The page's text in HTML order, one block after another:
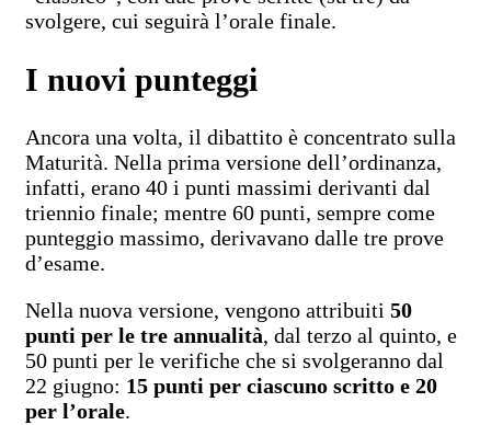
svolgere, cui seguirà l’orale finale.
I nuovi punteggi
Ancora una volta, il dibattito è concentrato sulla
Maturità. Nella prima versione dell’ordinanza,
infatti, erano 40 i punti massimi derivanti dal
triennio finale; mentre 60 punti, sempre come
punteggio massimo, derivavano dalle tre prove
d’esame.
Nella nuova versione, vengono attribuiti 50
punti per le tre annualità, dal terzo al quinto, e
50 punti per le verifiche che si svolgeranno dal
22 giugno: 15 punti per ciascuno scritto e 20
per l’orale.